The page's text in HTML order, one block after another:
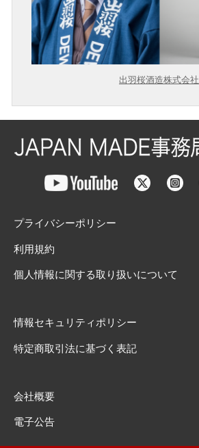
出羽桜酒造株式会社
プライバシーポリシー
利用規約
個人情報に関する取り扱いについて
情報セキュリティポリシー
特定商取引法に基づく表記
会社概要
電子公告